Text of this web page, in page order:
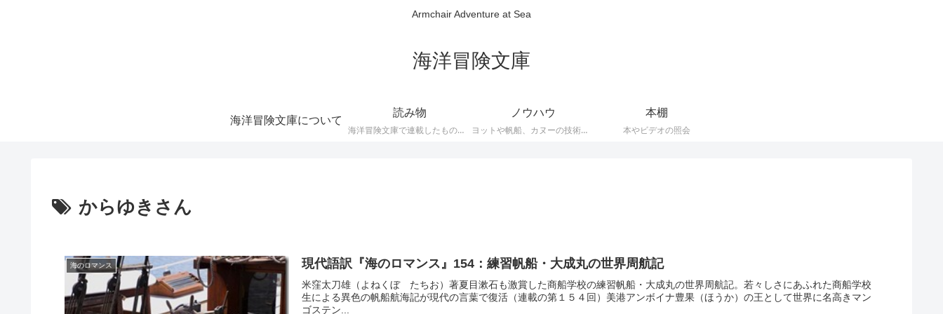
Armchair Adventure at Sea
海洋冒険文庫
海洋冒険文庫について
読み物
海洋冒険文庫で連載したものです
ノウハウ
ヨットや帆船、カヌーの技術的な説明
本棚
本やビデオの照会
からゆきさん
海のロマンス 現代語訳『海のロマンス』154：練習帆船・大成丸の世界周航記
米窪太刀雄（よねくぼ たちお）著夏目漱石も激賞した商船学校の練習帆船・大成丸の世界周航記。若々しさにあふれた商船学校
生による異色の帆船航海記が現代の言葉で復活（連載の第１５４回）美港アンボイナ豊果（ほうか）の王として世界に名高きマン
ゴステン...